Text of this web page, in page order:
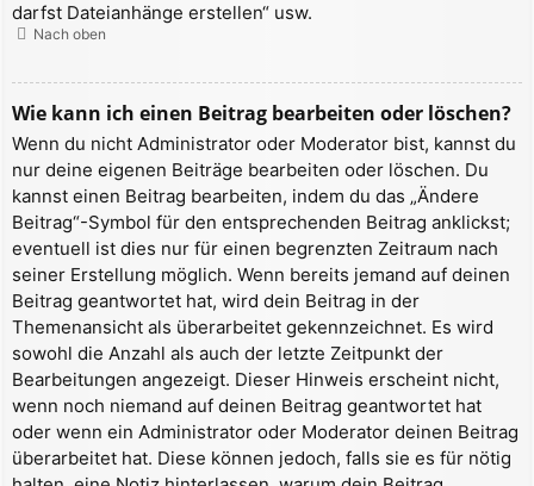
darfst Dateianhänge erstellen“ usw.
Nach oben
Wie kann ich einen Beitrag bearbeiten oder löschen?
Wenn du nicht Administrator oder Moderator bist, kannst du
nur deine eigenen Beiträge bearbeiten oder löschen. Du
kannst einen Beitrag bearbeiten, indem du das „Ändere
Beitrag“-Symbol für den entsprechenden Beitrag anklickst;
eventuell ist dies nur für einen begrenzten Zeitraum nach
seiner Erstellung möglich. Wenn bereits jemand auf deinen
Beitrag geantwortet hat, wird dein Beitrag in der
Themenansicht als überarbeitet gekennzeichnet. Es wird
sowohl die Anzahl als auch der letzte Zeitpunkt der
Bearbeitungen angezeigt. Dieser Hinweis erscheint nicht,
wenn noch niemand auf deinen Beitrag geantwortet hat
oder wenn ein Administrator oder Moderator deinen Beitrag
überarbeitet hat. Diese können jedoch, falls sie es für nötig